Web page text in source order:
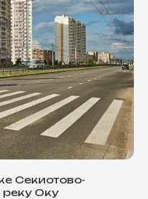
Секиотово-
Оку